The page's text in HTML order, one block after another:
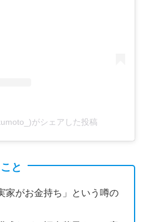
がシェアした投稿
と
家がお金持ち」という噂の